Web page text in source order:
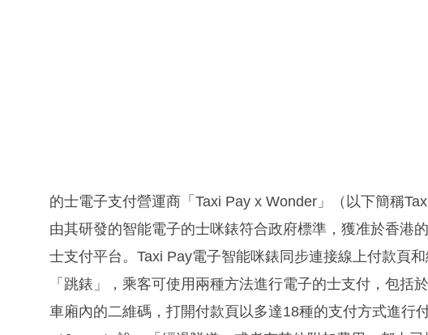
的士電子支付營運商「Taxi Pay x Wonder」（以下簡稱
由其研發的智能電子的士咪錶符合政府標準，獲准於香港
士支付平台。Taxi Pay電子智能咪錶同步連接線上付款頁
「跳錶」，乘客可使用兩種方法進行電子的士支付，包括
車廂內的二維碼，打開付款頁以多達18種的支付方式進行